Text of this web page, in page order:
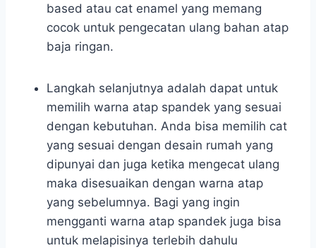
based atau cat enamel yang memang
cocok untuk pengecatan ulang bahan atap
baja ringan.
Langkah selanjutnya adalah dapat untuk
memilih warna atap spandek yang sesuai
dengan kebutuhan. Anda bisa memilih cat
yang sesuai dengan desain rumah yang
dipunyai dan juga ketika mengecat ulang
maka disesuaikan dengan warna atap
yang sebelumnya. Bagi yang ingin
mengganti warna atap spandek juga bisa
untuk melapisinya terlebih dahulu